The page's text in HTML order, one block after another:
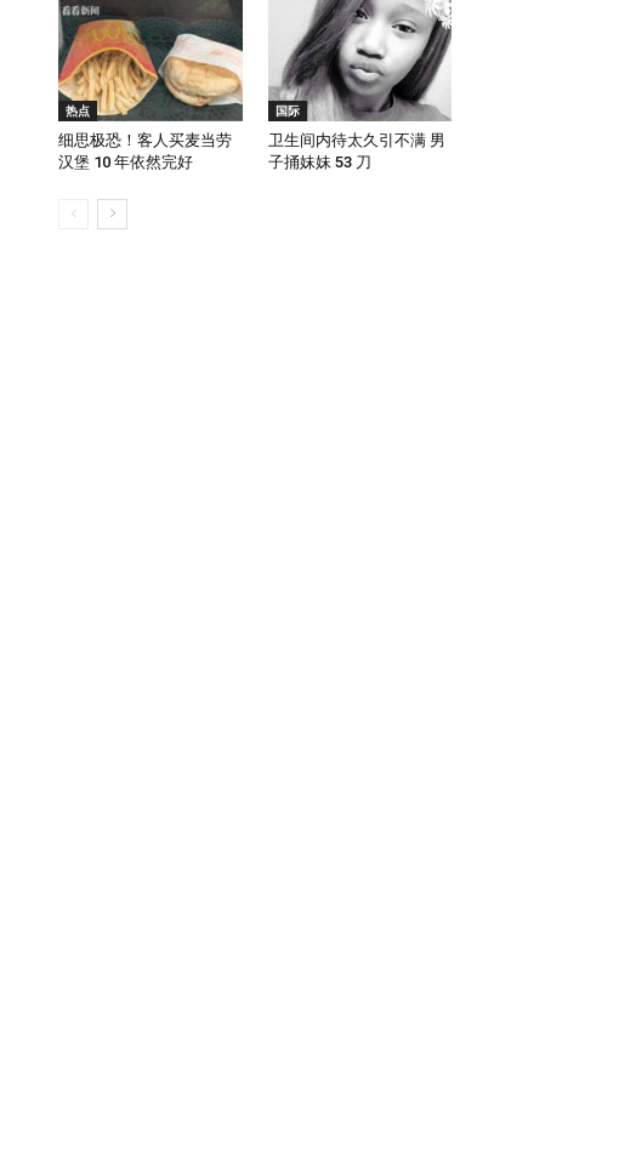
热点
细思极恐！客人买麦当劳
汉堡 10 年依然完好
国际
卫生间内待太久引不满 男
子捅妹妹 53 刀